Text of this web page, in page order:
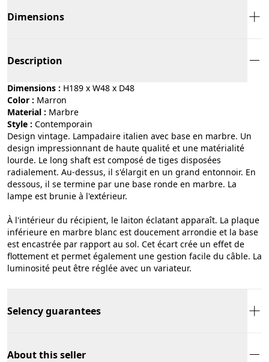
Dimensions
Description
Dimensions : H189 x W48 x D48
Color :
marron
Material :
marbre
Style :
contemporain
Design vintage. Lampadaire italien avec base en marbre. Un
design impressionnant de haute qualité et une matérialité
lourde. Le long shaft est composé de tiges disposées
radialement. Au-dessus, il s'élargit en un grand entonnoir. En
dessous, il se termine par une base ronde en marbre. La
lampe est brunie à l'extérieur.
À l'intérieur du récipient, le laiton éclatant apparaît. La plaque
inférieure en marbre blanc est doucement arrondie et la base
est encastrée par rapport au sol. Cet écart crée un effet de
flottement et permet également une gestion facile du câble. La
luminosité peut être réglée avec un variateur.
Selency guarantees
About this seller